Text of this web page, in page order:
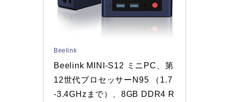
Beelink
Beelink MINI-S12 ミニPC、第
12世代プロセッサーN95 （1.7
-3.4GHzまで）、8GB DDR4 R